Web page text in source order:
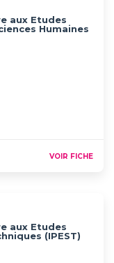
aux Etudes
Humaines
VOIR FICHE
aux Etudes
(IPEST)